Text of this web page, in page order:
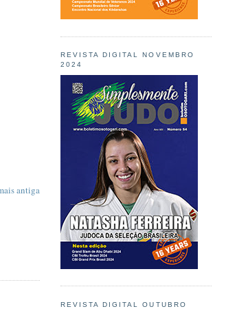
antiga
REVISTA DIGITAL NOVEMBRO
2024
REVISTA DIGITAL OUTUBRO